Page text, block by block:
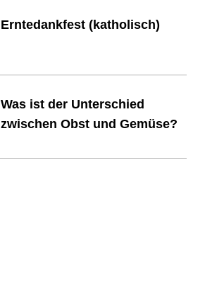
Erntedankfest (katholisch)
Was ist der Unterschied
zwischen Obst und Gemüse?